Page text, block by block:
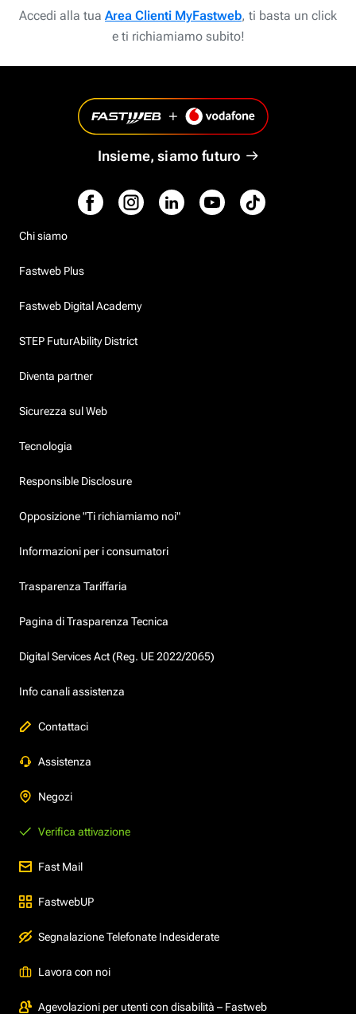
Accedi alla tua Area Clienti MyFastweb, ti basta un click
e ti richiamiamo subito!
Insieme, siamo futuro
Chi siamo
Fastweb Plus
Fastweb Digital Academy
STEP FuturAbility District
Diventa partner
Sicurezza sul Web
Tecnologia
Responsible Disclosure
Opposizione "Ti richiamiamo noi"
Informazioni per i consumatori
Trasparenza Tariffaria
Pagina di Trasparenza Tecnica
Digital Services Act (Reg. UE 2022/2065)
Info canali assistenza
Contattaci
Assistenza
Negozi
Verifica attivazione
Fast Mail
FastwebUP
Segnalazione Telefonate Indesiderate
Lavora con noi
Agevolazioni per utenti con disabilità – Fastweb